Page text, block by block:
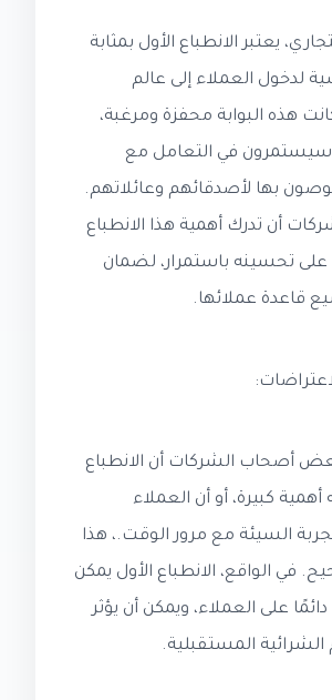
يعتبر الانطباع الأول بمثابة
لدخول العملاء إلى عالم
هذه البوابة محفزة ومرغبة،
سيستمرون في التعامل مع
بها لأصدقائهم وعائلاتهم.
أن تدرك أهمية هذا الانطباع
على تحسينه باستمرار، لضمان
قاعدة عملائها.
أصحاب الشركات أن الانطباع
كبيرة، أو أن العملاء
السيئة مع مرور الوقت.، هذا
في الواقع، الانطباع الأول يمكن
دائمًا على العملاء، ويمكن أن يؤثر
الشرائية المستقبلية.